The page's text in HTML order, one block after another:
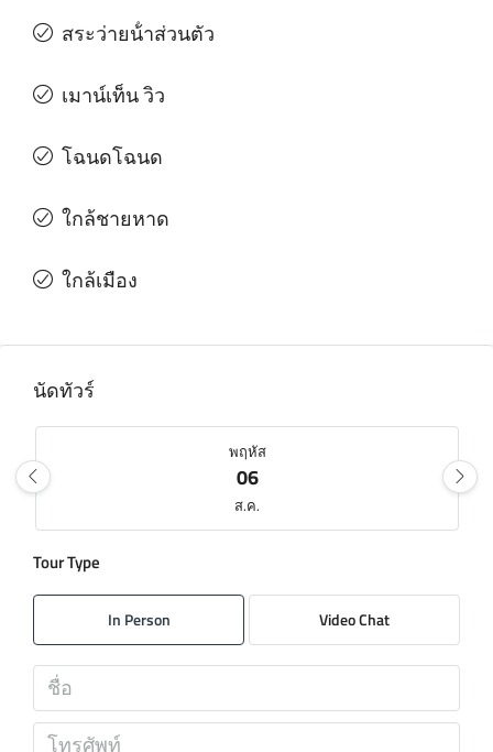
สระว่ายน้ําส่วนตัว
เมาน์เท็น วิว
โฉนดโฉนด
ใกล้ชายหาด
ใกล้เมือง
นัดทัวร์
พฤหัส
06
ส.ค.
07
08
Tour Type
In Person Video Chat